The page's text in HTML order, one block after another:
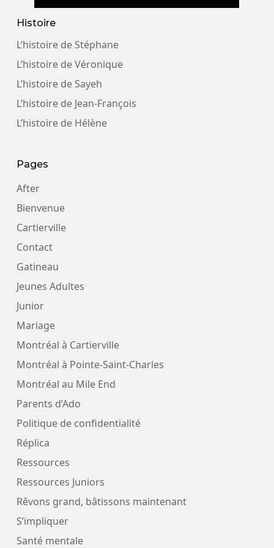
Histoire
L’histoire de Stéphane
L’histoire de Véronique
L’histoire de Sayeh
L’histoire de Jean-François
L’histoire de Hélène
Pages
After
Bienvenue
Cartierville
Contact
Gatineau
Jeunes Adultes
Junior
Mariage
Montréal à Cartierville
Montréal à Pointe-Saint-Charles
Montréal au Mile End
Parents d’Ado
Politique de confidentialité
Réplica
Ressources
Ressources Juniors
Rêvons grand, bâtissons maintenant
S’impliquer
Santé mentale